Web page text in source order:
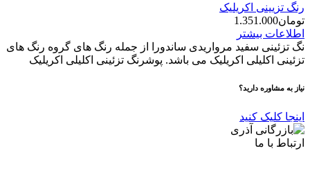
رنگ تزیینی اکریلیک
تومان1.351.000
اطلاعات بیشتر
نگ تزئینی سفید مرواریدی ساندورا از جمله رنگ های گروه رنگ های
تزئینی اکلیلی اکریلیک می باشد. پوشرنگ تزئینی اکلیلی اکریلیک
نیاز به مشاوره دارید؟
اینجا کلیک کنید
ارتباط با ما